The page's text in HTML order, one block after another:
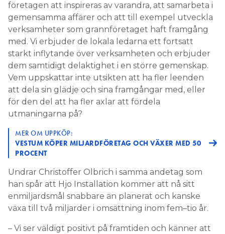
företagen att inspireras av varandra, att samarbeta i
gemensamma affärer och att till exempel utveckla
verksamheter som grannföretaget haft framgång
med. Vi erbjuder de lokala ledarna ett fortsatt
starkt inflytande över verksamheten och erbjuder
dem samtidigt delaktighet i en större gemenskap.
Vem uppskattar inte utsikten att ha fler leenden
att dela sin glädje och sina framgångar med, eller
för den del att ha fler axlar att fördela
utmaningarna på?
MER OM UPPKÖP:
VESTUM KÖPER MILJARDFÖRETAG OCH VÄXER MED 50
PROCENT
Undrar Christoffer Olbrich i samma andetag som
han spår att Hjo Installation kommer att nå sitt
enmiljardsmål snabbare än planerat och kanske
växa till två miljarder i omsättning inom fem–tio år.
– Vi ser väldigt positivt på framtiden och känner att